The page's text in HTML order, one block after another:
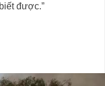
được.”